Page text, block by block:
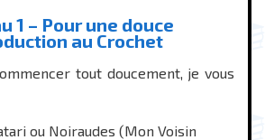
1 – Pour une douce
au Crochet
tout doucement, je vous
ou Noiraudes (Mon Voisin